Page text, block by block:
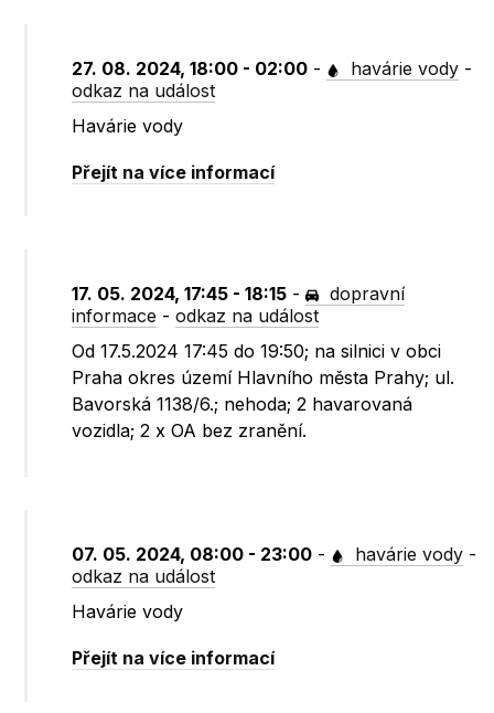
27. 08. 2024, 18:00 - 02:00 - havárie vody -
odkaz na událost
Havárie vody
Přejít na více informací
17. 05. 2024, 17:45 - 18:15 -
dopravní
informace -odkaz na událost
Od 17.5.2024 17:45 do 19:50; na silnici v obci
Praha okres území Hlavního města Prahy; ul.
Bavorská 1138/6.; nehoda; 2 havarovaná
vozidla; 2 x OA bez zranění.
07. 05. 2024, 08:00 - 23:00 - havárie vody -
odkaz na událost
Havárie vody
Přejít na více informací